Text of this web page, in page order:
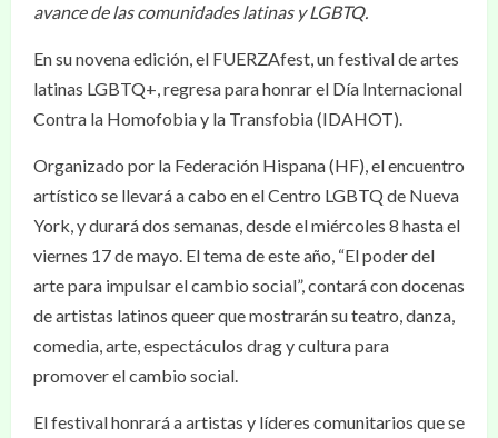
avance de las comunidades latinas y LGBTQ.
En su novena edición, el FUERZAfest, un festival de artes
latinas LGBTQ+, regresa para honrar el Día Internacional
Contra la Homofobia y la Transfobia (IDAHOT).
Organizado por la Federación Hispana (HF), el encuentro
artístico se llevará a cabo en el Centro LGBTQ de Nueva
York, y durará dos semanas, desde el miércoles 8 hasta el
viernes 17 de mayo. El tema de este año, “El poder del
arte para impulsar el cambio social”, contará con docenas
de artistas latinos queer que mostrarán su teatro, danza,
comedia, arte, espectáculos drag y cultura para
promover el cambio social.
El festival honrará a artistas y líderes comunitarios que se